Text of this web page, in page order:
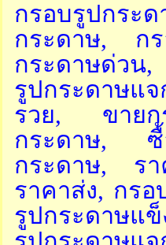
กรอบรูปกระ
กระดาษ, ก
กระดาษด่วน
รูปกระดาษแ
รวย, ขายก
กระดาษ, ซื้
กระดาษ, รา
ราคาส่ง, กร
รูปกระดาษแ